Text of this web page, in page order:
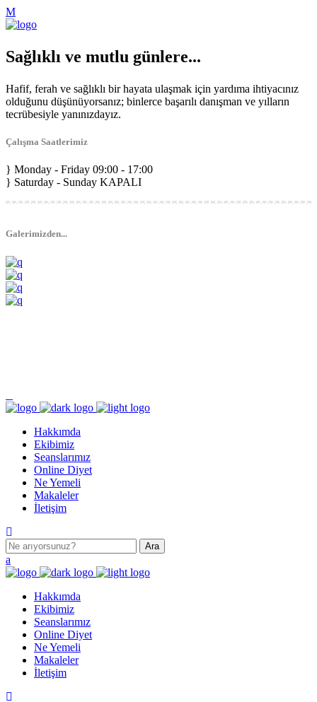
Sağlıklı ve mutlu günlere...
Hafif, ferah ve sağlıklı bir hayata ulaşmak için yardıma ihtiyacınız
olduğunu düşünüyorsanız; binlerce başarılı danışman ve yılların
tecrübesiyle yanınızdayız.
Çalışma Saatlerimiz
Monday - Friday 09:00 - 17:00
Saturday - Sunday KAPALI
Galerimizden...
Hakkımda
Ekibimiz
Seanslarımız
Online Diyet
Ne Yemeli
Makaleler
İletişim
Hakkımda
Ekibimiz
Seanslarımız
Online Diyet
Ne Yemeli
Makaleler
İletişim